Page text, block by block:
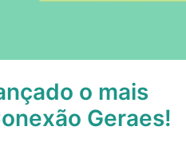
o mais
Geraes!